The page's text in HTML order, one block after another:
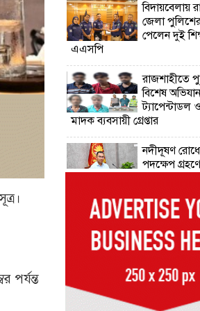
পর্যন্ত
বিদায়বেলায়
জেলা
পেলেন দুই
এএসপি
রাজশাহীতে
বিশেষ
ট্যাপেন্টাডল
মাদক ব্যবসায়ী গ্রেপ্তার
নদীদূষণ
পদক্ষেপ
উদ্যোক্তা
অনুষ্ঠান, ৬০
সম্মাননা
প্রশাসক
রংপুরে চলন্ত
গিয়ে কাটা
মৃত্যু